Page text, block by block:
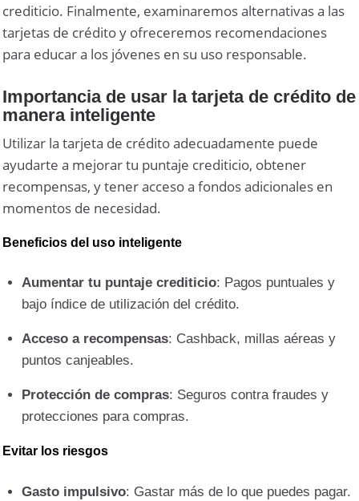
crediticio. Finalmente, examinaremos alternativas a las
tarjetas de crédito y ofreceremos recomendaciones
para educar a los jóvenes en su uso responsable.
Importancia de usar la tarjeta de crédito de
manera inteligente
Utilizar la tarjeta de crédito adecuadamente puede
ayudarte a mejorar tu puntaje crediticio, obtener
recompensas, y tener acceso a fondos adicionales en
momentos de necesidad.
Beneficios del uso inteligente
Aumentar tu puntaje crediticio: Pagos puntuales y
bajo índice de utilización del crédito.
Acceso a recompensas: Cashback, millas aéreas y
puntos canjeables.
Protección de compras: Seguros contra fraudes y
protecciones para compras.
Evitar los riesgos
Gasto impulsivo: Gastar más de lo que puedes pagar.